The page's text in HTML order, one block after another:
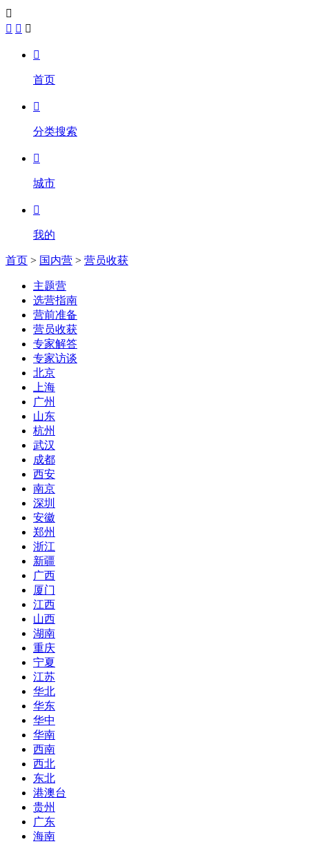

  

首页

分类搜索

城市

我的
首页 > 国内营 > 营员收获
主题营
选营指南
营前准备
营员收获
专家解答
专家访谈
北京
上海
广州
山东
杭州
武汉
成都
西安
南京
深圳
安徽
郑州
浙江
新疆
广西
厦门
江西
山西
湖南
重庆
宁夏
江苏
华北
华东
华中
华南
西南
西北
东北
港澳台
贵州
广东
海南